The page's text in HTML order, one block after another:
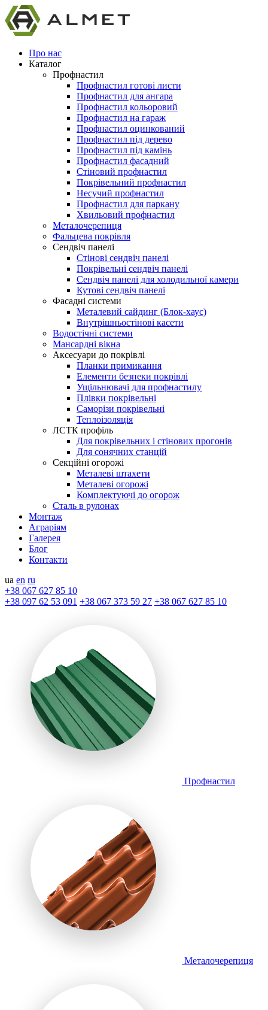
Про нас
Каталог
Профнастил
Профнастил готові листи
Профнастил для ангара
Профнастил кольоровий
Профнастил на гараж
Профнастил оцинкований
Профнастил під дерево
Профнастил під камінь
Профнастил фасадний
Стіновий профнастил
Покрівельний профнастил
Несучий профнастил
Профнастил для паркану
Хвильовий профнастил
Металочерепиця
Фальцева покрівля
Сендвіч панелі
Стінові сендвіч панелі
Покрівельні сендвіч панелі
Сендвіч панелі для холодильної камери
Кутові сендвіч панелі
Фасадні системи
Металевий сайдинг (Блок-хаус)
Внутрішньостінові касети
Водостічні системи
Мансардні вікна
Аксесуари до покрівлі
Планки примикання
Елементи безпеки покрівлі
Ущільнювачі для профнастилу
Плівки покрівельні
Саморізи покрівельні
Теплоізоляція
ЛСТК профіль
Для покрівельних і стінових прогонів
Для сонячних станцій
Секційні огорожі
Металеві штахети
Металеві огорожі
Комплектуючі до огорож
Сталь в рулонах
Монтаж
Аграріям
Галерея
Блог
Контакти
ua en ru
+38 067 627 85 10
+38 097 62 53 091 +38 067 373 59 27 +38 067 627 85 10
Профнастил
Металочерепиця